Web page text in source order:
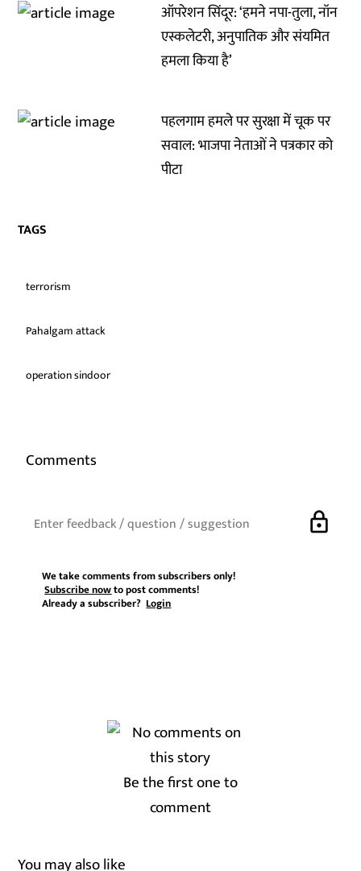
ऑपरेशन सिंदूर: ‘हमने नपा-तुला, नॉन
एस्कलेटरी, अनुपातिक और संयमित
हमला किया है’
पहलगाम हमले पर सुरक्षा में चूक पर
सवाल: भाजपा नेताओं ने पत्रकार को
पीटा
TAGS
terrorism
Pahalgam attack
operation sindoor
Comments
lock
We take comments from subscribers only!
Subscribe nowto post comments!
Already a subscriber?Login
Be the first one to
comment
You may also like